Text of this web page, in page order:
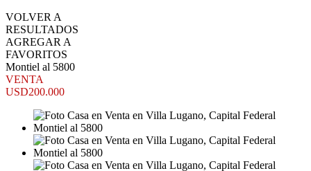
VOLVER A
RESULTADOS
AGREGAR A
FAVORITOS
Montiel al 5800
VENTA
USD200.000